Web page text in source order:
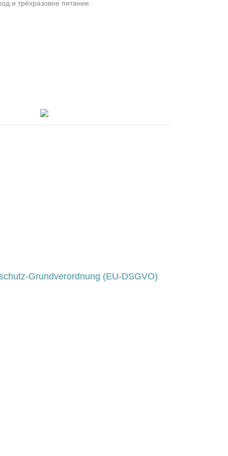
и трёхразовое питание.
Grundverordnung (EU-DSGVO)